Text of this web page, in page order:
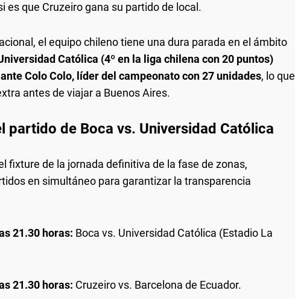
es que Cruzeiro gana su partido de local.
el equipo chileno tiene una dura parada en el ámbito
Católica (4º en la liga chilena con 20 puntos)
Colo Colo, líder del campeonato con 27 unidades, lo que
antes de viajar a Buenos Aires.
partido de Boca vs. Universidad Católica
fixture de la jornada definitiva de la fase de zonas,
en simultáneo para garantizar la transparencia
21.30 horas: Boca vs. Universidad Católica (Estadio La
21.30 horas: Cruzeiro vs. Barcelona de Ecuador.